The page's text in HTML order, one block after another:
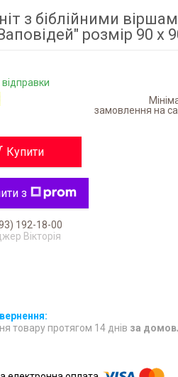
з біблійними
розмір 90 х
замовлення на
Купити
з
192-18-00
Вікторія
товару протягом 14 днів за